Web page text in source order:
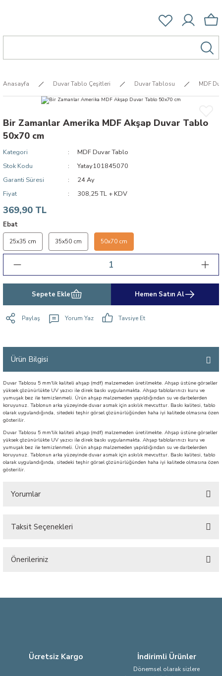
Anasayfa Duvar Tablo Çeşitleri Duvar Tablosu MDF
Bir Zamanlar Amerika MDF Akşap Duvar Tablo
50x70 cm
Kategori
MDF Duvar Tablo
Stok Kodu
Yatay101845070
Garanti Süresi
24 Ay
Fiyat
308,25 TL + KDV
369,90 TL
Ebat
25x35 cm 35x50 cm 50x70 cm
Sepete Ekle Hemen Satın Al
Paylaş Yorum Yaz Tavsiye Et
Ürün Bilgisi
Duvar Tablosu 5 mm'lik kaliteli ahşap (mdf) malzemeden üretilmekte. Ahşap üstüne görseller
yüksek çözünürlükte UV yazıcı ile direk baskı uygulanmakta. Ahşap tablolarınızı kuru ve
yumuşak bez ile temizlenmeli. Ürün ahşap malzemeden yapıldığından su ve darbelerden
koruyunuz. Tablonun arka yüzeyinde duvar asmak için askılık mevcuttur. Baskı kalitesi, tablo
olarak uygulandığında, sitedeki teşhir görsel çözünürlüğünden haha iyi kalitede olmasına özen
gösterilir.
Duvar Tablosu 5 mm'lik kaliteli ahşap (mdf) malzemeden üretilmekte. Ahşap üstüne görseller
yüksek çözünürlükte UV yazıcı ile direk baskı uygulanmakta. Ahşap tablolarınızı kuru ve
yumuşak bez ile temizlenmeli. Ürün ahşap malzemeden yapıldığından su ve darbelerden
koruyunuz. Tablonun arka yüzeyinde duvar asmak için askılık mevcuttur. Baskı kalitesi, tablo
olarak uygulandığında, sitedeki teşhir görsel çözünürlüğünden haha iyi kalitede olmasına özen
gösterilir.
Yorumlar
Taksit Seçenekleri
Önerileriniz
Ürün açıklamasında eksik bilgiler bulunuyor.
Ücretsiz Kargo İndirimli Ürünler
Dönemsel olarak sizlere